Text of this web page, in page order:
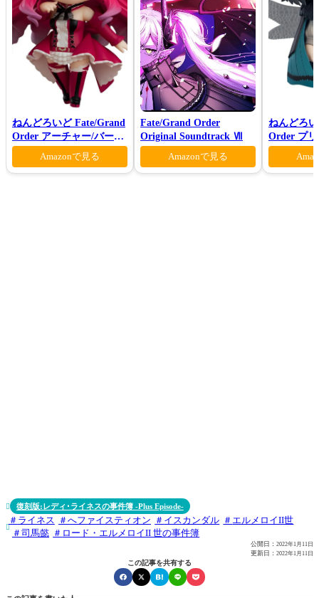
ねんどろいど Fate/Grand
Order アーチャー/バーヴ
ァン シー
Amazonで見る
Fate/Grand Order
Original Soundtrack Ⅶ
Amazonで見る
ねんどろ
Order プ
ロン ヴォ
 復刻版:レディ･ライネスの事件簿 -Plus Episode-

ライネス へファイスティオン イスカンダル
エルメロイII世
司馬懿
ロード・エルメロイII 世の事件簿
公開日： 2022年1月11日
更新日： 2022年1月11日
この記事を共有する